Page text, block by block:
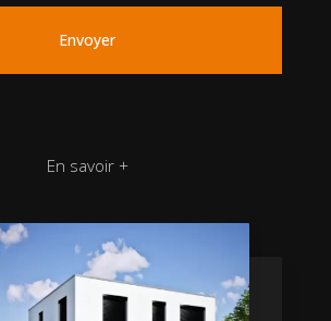
En savoir +